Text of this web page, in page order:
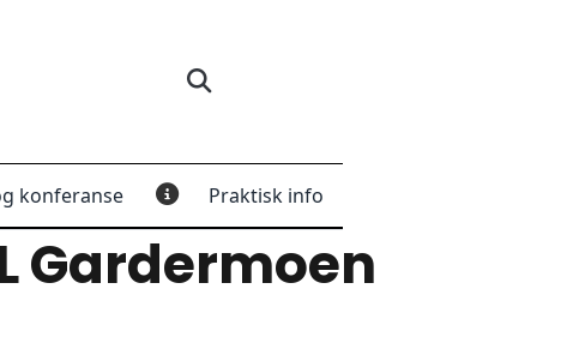
konferanse Praktisk info
Gardermoen